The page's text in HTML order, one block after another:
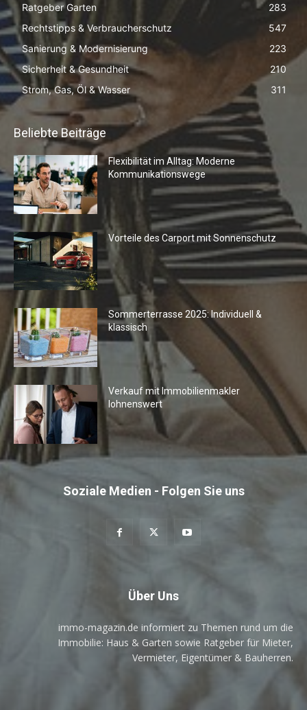
Ratgeber Garten
283
Rechtstipps & Verbraucherschutz
547
Sanierung & Modernisierung
223
Sicherheit & Gesundheit
210
Strom, Gas, Öl & Wasser
311
Beliebte Beiträge
Flexibilität im Alltag: Moderne
Kommunikationswege
Vorteile des Carport mit Sonnenschutz
Sommerterrasse 2025: Individuell &
klassisch
Verkauf mit Immobilienmakler
lohnenswert
Soziale Medien - Folgen Sie uns
Über Uns
immo-magazin.de informiert zu Themen rund um die
Immobilie: Haus & Garten sowie Ratgeber für Mieter,
Vermieter, Eigentümer & Bauherren.